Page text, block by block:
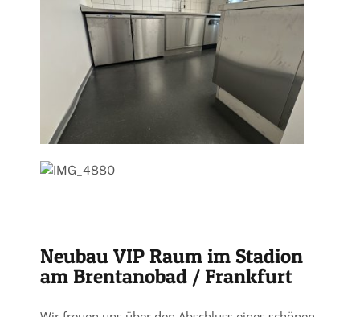
Neubau VIP Raum im Stadion
am Brentanobad / Frankfurt